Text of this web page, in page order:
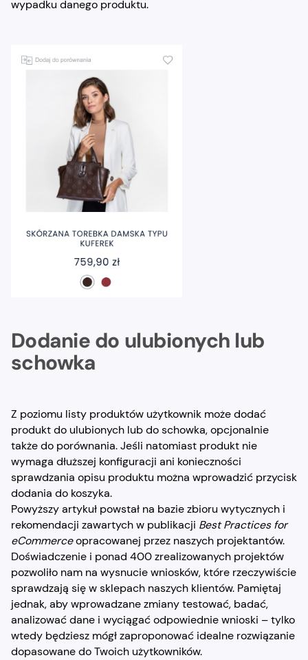
wypadku danego produktu.
Dodanie do ulubionych lub
schowka
Z poziomu listy produktów użytkownik może dodać
produkt do ulubionych lub do schowka, opcjonalnie
także do porównania. Jeśli natomiast produkt nie
wymaga dłuższej konfiguracji ani konieczności
sprawdzania opisu produktu można wprowadzić przycisk
dodania do koszyka.
Powyższy artykuł powstał na bazie zbioru wytycznych i
rekomendacji zawartych w publikacji Best Practices for
eCommerceopracowanej przez naszych projektantów.
Doświadczenie i ponad 400 zrealizowanych projektów
pozwoliło nam na wysnucie wniosków, które rzeczywiście
sprawdzają się w sklepach naszych klientów. Pamiętaj
jednak, aby wprowadzane zmiany testować, badać,
analizować dane i wyciągać odpowiednie wnioski – tylko
wtedy będziesz mógł zaproponować idealne rozwiązanie
dopasowane do Twoich użytkowników.